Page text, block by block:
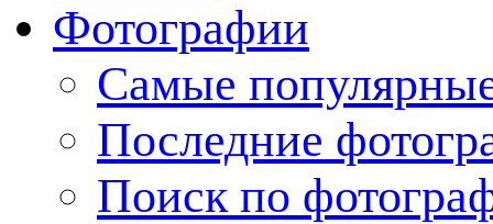
Фотографии
Cамые
Последние
Поиск по